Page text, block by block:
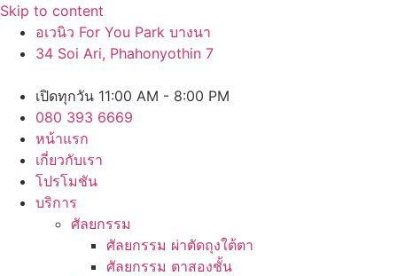
Skip to content
อเวนิว For You Park บางนา
34 Soi Ari, Phahonyothin 7
เปิดทุกวัน 11:00 AM - 8:00 PM
080 393 6669
หน้าแรก
เกี่ยวกับเรา
โปรโมชัน
บริการ
ศัลยกรรม
ศัลยกรรม ผ่าตัดถุงใต้ตา
ศัลยกรรม ตาสองชั้น